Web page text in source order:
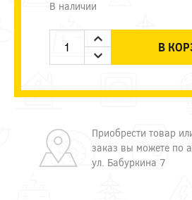
В наличии
В
Приобрести товар
заказ вы можете по
ул. Бабуркина 7